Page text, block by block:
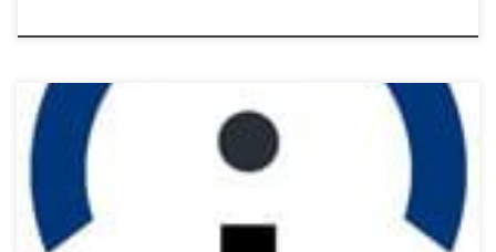
L’Institut de Formation en Equithérapie est un organisme de formation
professionnelle continue spécialiste de la médiation équine. Implanté à Paris et sa
région, rayonnant dans toute la France et à l’étranger, il propose une formation
longue d’équithérapeute destinée aux professionnels de la relation d’aide souhaitant